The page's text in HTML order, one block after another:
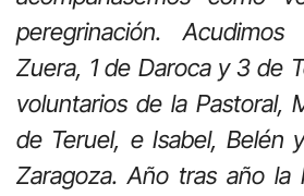
peregrinación.
Zuera, 1 de Daroca y 3 de
voluntarios de la Pastoral,
de Teruel, e Isabel, Belén
Zaragoza. Año tras año la